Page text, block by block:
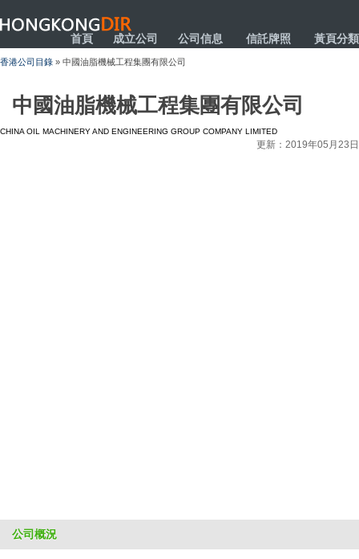
HONGKONGDIR
首頁 成立公司 公司信息 信託牌照 黃頁分類
香港公司目錄 » 中國油脂機械工程集團有限公司
中國油脂機械工程集團有限公司
CHINA OIL MACHINERY AND ENGINEERING GROUP COMPANY LIMITED
更新：2019年05月23日
公司概況